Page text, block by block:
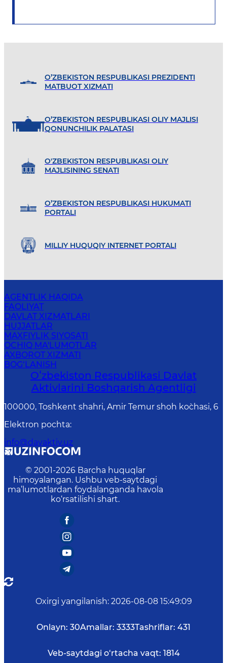
O’ZBEKISTON RESPUBLIKASI PREZIDENTI
MATBUOT XIZMATI
O’ZBEKISTON RESPUBLIKASI OLIY MAJLISI
QONUNCHILIK PALATASI
O'ZBEKISTON RESPUBLIKASI OLIY
MAJLISINING SENATI
O’ZBEKISTON RESPUBLIKASI HUKUMATI
PORTALI
MILLIY HUQUQIY INTERNET PORTALI
AGENTLIK HAQIDA
FAOLIYAT
DAVLAT XIZMATLARI
HUJJATLAR
MAXFIYLIK SIYOSATI
OCHIQ MA'LUMOTLAR
AXBOROT XIZMATI
BOG‘LANISH
Oʻzbekiston Respublikasi Davlat
Aktivlarini Boshqarish Agentligi
100000, Toshkent shahri, Amir Temur shoh ko`chasi, 6
Elektron pochta:
info@davaktiv.uz
© 2001-2026 Barcha huquqlar
himoyalangan. Ushbu veb-saytdagi
ma’lumotlardan foydalanganda havola
ko‘rsatilishi shart.
Oxirgi yangilanish: 2026-08-08 15:49:09
Onlayn: 30Amallar: 3333Tashriflar: 431
Veb-saytdagi o‘rtacha vaqt: 1814